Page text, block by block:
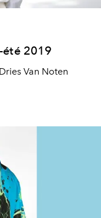
été 2019
Van Noten